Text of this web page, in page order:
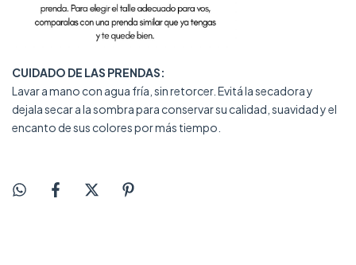
CUIDADO DE LAS PRENDAS:
Lavar a mano con agua fría, sin retorcer. Evitá la secadora y
dejala secar a la sombra para conservar su calidad, suavidad y el
encanto de sus colores por más tiempo.